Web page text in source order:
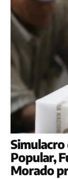
Popular,
Morado